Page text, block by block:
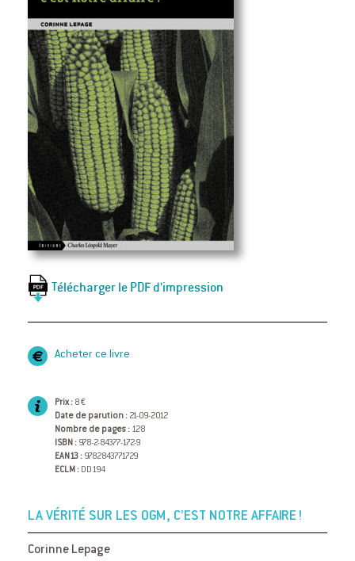
Télécharger le PDF d’impression
Acheter ce livre
Prix : 8 €
Date de parution : 21-09-2012
Nombre de pages : 128
ISBN : 978-2-84377-172-9
EAN13 : 9782843771729
ECLM : DD194
LA VÉRITÉ SUR LES OGM, C’EST NOTRE AFFAIRE !
Corinne Lepage